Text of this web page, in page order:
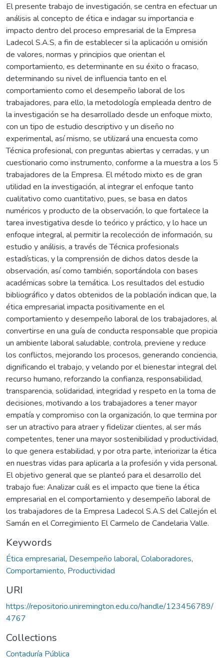
El presente trabajo de investigación, se centra en efectuar un
análisis al concepto de ética e indagar su importancia e
impacto dentro del proceso empresarial de la Empresa
Ladecol S.A.S, a fin de establecer si la aplicación u omisión
de valores, normas y principios que orientan el
comportamiento, es determinante en su éxito o fracaso,
determinando su nivel de influencia tanto en el
comportamiento como el desempeño laboral de los
trabajadores, para ello, la metodología empleada dentro de
la investigación se ha desarrollado desde un enfoque mixto,
con un tipo de estudio descriptivo y un diseño no
experimental, así mismo, se utilizará una encuesta como
Técnica profesional, con preguntas abiertas y cerradas, y un
cuestionario como instrumento, conforme a la muestra a los 5
trabajadores de la Empresa. El método mixto es de gran
utilidad en la investigación, al integrar el enfoque tanto
cualitativo como cuantitativo, pues, se basa en datos
numéricos y producto de la observación, lo que fortalece la
tarea investigativa desde lo teórico y práctico, y lo hace un
enfoque integral, al permitir la recolección de información, su
estudio y análisis, a través de Técnica profesionals
estadísticas, y la comprensión de dichos datos desde la
observación, así como también, soportándola con bases
académicas sobre la temática. Los resultados del estudio
bibliográfico y datos obtenidos de la población indican que, la
ética empresarial impacta positivamente en el
comportamiento y desempeño laboral de los trabajadores, al
convertirse en una guía de conducta responsable que propicia
un ambiente laboral saludable, controla, previene y reduce
los conflictos, mejorando los procesos, generando conciencia,
dignificando el trabajo, y velando por el bienestar integral del
recurso humano, reforzando la confianza, responsabilidad,
transparencia, solidaridad, integridad y respeto en la toma de
decisiones, motivando a los trabajadores a tener mayor
empatía y compromiso con la organización, lo que termina por
ser un atractivo para atraer y fidelizar clientes, al ser más
competentes, tener una mayor sostenibilidad y productividad,
lo que genera estabilidad, y por otra parte, interiorizar la ética
en nuestras vidas para aplicarla a la profesión y vida personal.
El objetivo general que se planteó para el desarrollo del
trabajo fue: Analizar cuál es el impacto que tiene la ética
empresarial en el comportamiento y desempeño laboral de
los trabajadores de la Empresa Ladecol S.A.S del Callejón el
Samán en el Corregimiento El Carmelo de Candelaria Valle.
Keywords
Ética empresarial, Desempeño laboral, Colaboradores,
Comportamiento, Productividad
URI
https://repositorio.uniremington.edu.co/handle/123456789/
4767
Collections
Contaduría Pública